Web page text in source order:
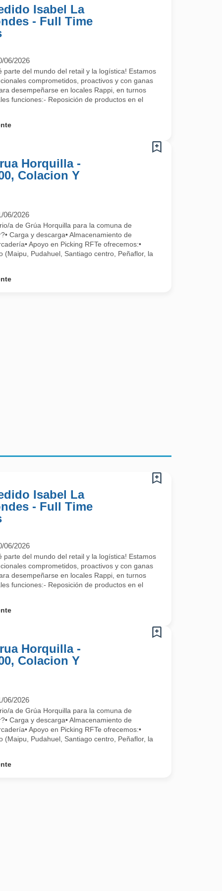
Isabel La
- Full Time
06/2026
parte del mundo del retail y la logística! Estamos
comprometidos, proactivos y con ganas
desempeñarse en locales Rappi, en turnos
funciones:- Reposición de productos en el
Horquilla -
Colacion Y
06/2026
a de Grúa Horquilla para la comuna de
Carga y descarga• Almacenamiento de
Apoyo en Picking RFTe ofrecemos:•
(Maipu, Pudahuel, Santiago centro, Peñaflor, la
Isabel La
- Full Time
06/2026
parte del mundo del retail y la logística! Estamos
comprometidos, proactivos y con ganas
desempeñarse en locales Rappi, en turnos
funciones:- Reposición de productos en el
Horquilla -
Colacion Y
06/2026
a de Grúa Horquilla para la comuna de
Carga y descarga• Almacenamiento de
Apoyo en Picking RFTe ofrecemos:•
(Maipu, Pudahuel, Santiago centro, Peñaflor, la